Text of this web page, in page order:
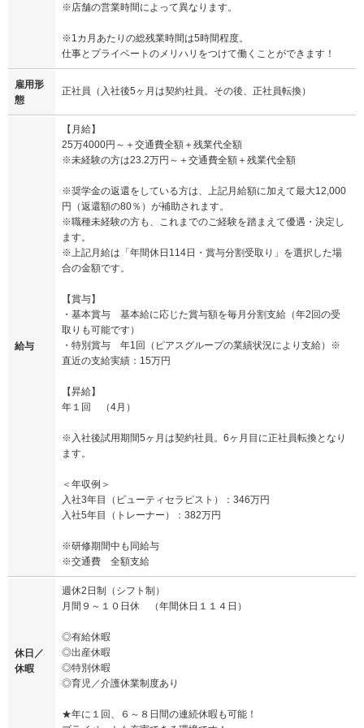
※店舗の営業時間によって異なります。
※1カ月あたりの総残業時間は5時間程度。
仕事とプライベートのメリハリをつけて働くことができます！
雇用形
態
正社員（入社後5ヶ月は契約社員。その後、正社員転換）
給与
【月給】
25万4000円～＋交通費全額＋残業代全額
※未経験の方は23.2万円～＋交通費全額＋残業代全額
※奨学金の返還をしている方は、上記月給額に加えて最大12,000
円（返還額の80％）が補助されます。
※職種未経験の方も、これまでのご経験を踏まえて優遇・決定し
ます。
※上記月給は「年間休日114日・賞与分割受取り」を選択した場
合の金額です。
【賞与】
・基本賞与 基本給に応じた賞与額を毎月分割支給（年2回の受
取りも可能です）
・特別賞与 年1回（ピアスグループの業績状況により支給）※
直近の支給実績：15万円
【昇給】
年１回 （4月）
※入社後試用期間5ヶ月は契約社員。6ヶ月目に正社員転換となり
ます。
＜年収例＞
入社3年目（ビューティセラピスト）：346万円
入社5年目（トレーナー）：382万円
※研修期間中も同給与
※交通費 全額支給
休日／
休暇
週休2日制（シフト制）
月間９～１０日休 （年間休日１１４日）
◎有給休暇
◎出産休暇
◎特別休暇
◎育児／介護休業制度あり
★年に１回、６～８日間の連続休暇も可能！